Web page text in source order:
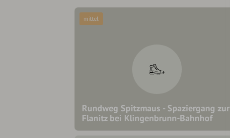
Rundweg Spitzmaus - Spaziergang zur
Flanitz bei Klingenbrunn-Bahnhof
mittel